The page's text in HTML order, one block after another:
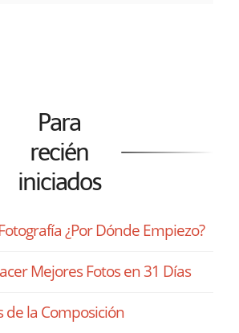
Para
recién
iniciados
¿Por Dónde Empiezo?
Mejores Fotos en 31 Días
de la Composición